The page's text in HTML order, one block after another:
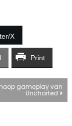
X
Print
gameplay van
Uncharted